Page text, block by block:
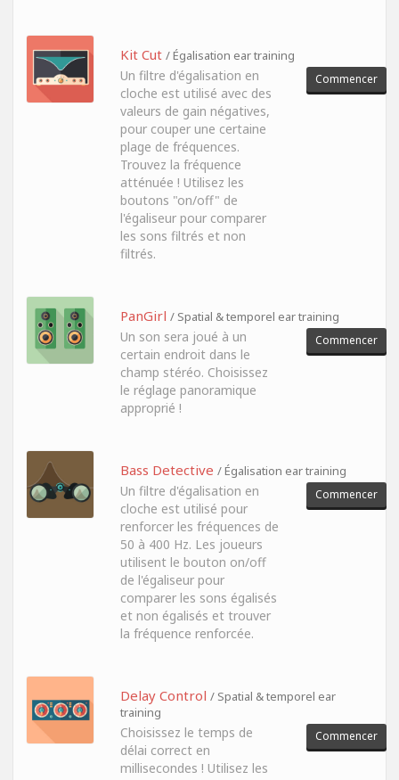
Kit Cut / Égalisation ear training
Un filtre d'égalisation en
cloche est utilisé avec des
valeurs de gain négatives,
pour couper une certaine
plage de fréquences.
Trouvez la fréquence
atténuée ! Utilisez les
boutons "on/off" de
l'égaliseur pour comparer
les sons filtrés et non
filtrés.
Commencer
PanGirl / Spatial & temporel ear training
Un son sera joué à un
certain endroit dans le
champ stéréo. Choisissez
le réglage panoramique
approprié !
Commencer
Bass Detective / Égalisation ear training
Un filtre d'égalisation en
cloche est utilisé pour
renforcer les fréquences de
50 à 400 Hz. Les joueurs
utilisent le bouton on/off
de l'égaliseur pour
comparer les sons égalisés
et non égalisés et trouver
la fréquence renforcée.
Commencer
Delay Control / Spatial & temporel ear
training
Choisissez le temps de
délai correct en
millisecondes ! Utilisez les
Commencer